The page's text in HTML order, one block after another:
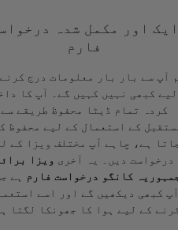
ایک اور مکمل شدہ
فارم
ہم آپ سے بار بار معلومات درج
لیے کبھی نہیں کہیں گے۔ آپ کا
کردہ تمام ڈیٹا محفوظ طریقے سے
کے استعمال کے لیے محفوظ
ہے، چاہے آپ مختلف ویزا کے
درخواست دیں۔ یہ آخری ویزا
کانگو درخواست فارم
ہے
آپ کبھی دیکھیں گے اور اسے
کے لیے ہوا کا جھونکا لگتا